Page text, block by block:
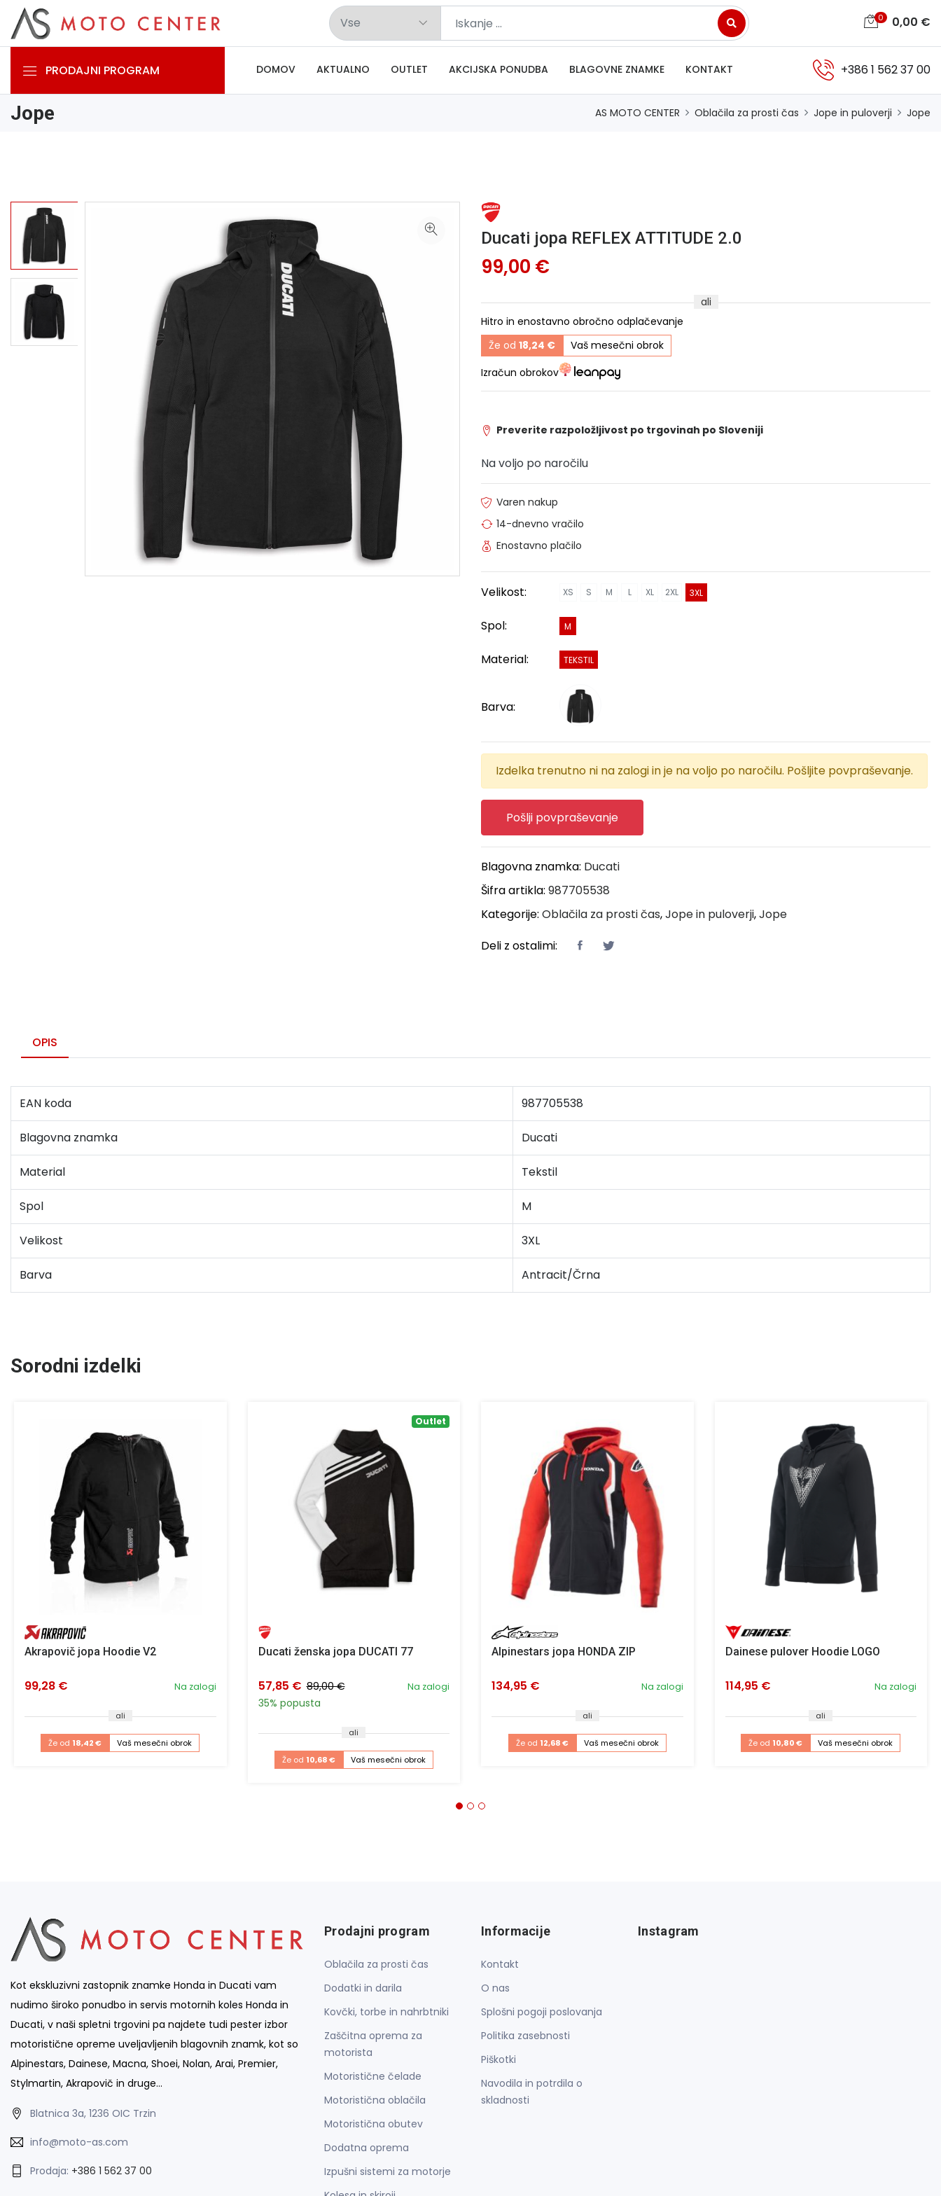
0 0,00 €
PRODAJNI PROGRAM DOMOV AKTUALNO OUTLET AKCIJSKA PONUDBA BLAGOVNE ZNAMKE KONTAKT +386 1 562 37 00
Jope AS MOTO CENTER Oblačila za prosti čas Jope in puloverji Jope
Ducati jopa REFLEX ATTITUDE 2.0
99,00 €
ali
Hitro in enostavno obročno odplačevanje
Že od 18,24 €
Vaš mesečni obrok
Izračun obrokov
Preverite razpoložljivost po trgovinah po Sloveniji
Na voljo po naročilu
Varen nakup
14-dnevno vračilo
Enostavno plačilo
Velikost: XS S M L XL 2XL 3XL
Spol: M
Material: TEKSTIL
Barva:
Izdelka trenutno ni na zalogi in je na voljo po naročilu. Pošljite povpraševanje.
Pošlji povpraševanje
Blagovna znamka: Ducati
Šifra artikla: 987705538
Kategorije: Oblačila za prosti čas,Jope in puloverji,Jope
Deli z ostalimi:
OPIS
EAN koda 987705538
Blagovna znamka Ducati
Material Tekstil
Spol M
Velikost 3XL
Barva Antracit/Črna
Sorodni izdelki
Akrapovič jopa Hoodie V2
Na zalogi
99,28 €
ali
Že od 18,42 € Vaš mesečni obrok
Outlet
Ducati ženska jopa DUCATI 77
Na zalogi
57,85 € 89,00 €
35% popusta
ali
Že od 10,68 € Vaš mesečni obrok
Alpinestars jopa HONDA ZIP
Na zalogi
134,95 €
ali
Že od 12,68 € Vaš mesečni obrok
Dainese pulover Hoodie LOGO
Na zalogi
114,95 €
ali
Že od 10,80 € Vaš mesečni obrok
Kot ekskluzivni zastopnik znamke Honda in Ducati vam
nudimo široko ponudbo in servis motornih koles Honda in
Ducati, v naši spletni trgovini pa najdete tudi pester izbor
motoristične opreme uveljavljenih blagovnih znamk, kot so
Alpinestars, Dainese, Macna, Shoei, Nolan, Arai, Premier,
Stylmartin, Akrapovič in druge…
Blatnica 3a, 1236 OIC Trzin
info@moto-as.com
Prodaja: +386 1 562 37 00
Prodajni program
Oblačila za prosti čas
Dodatki in darila
Kovčki, torbe in nahrbtniki
Zaščitna oprema za
motorista
Motoristične čelade
Motoristična oblačila
Motoristična obutev
Dodatna oprema
Izpušni sistemi za motorje
Informacije
Kontakt
O nas
Splošni pogoji poslovanja
Politika zasebnosti
Piškotki
Navodila in potrdila o
skladnosti
Instagram